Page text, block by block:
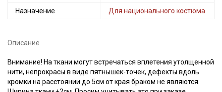
Назначение Для национального костюма
Описание
Внимание! На ткани могут встречаться вплетения утолщенной
нити, непрокрасы в виде пятнышек-точек, дефекты вдоль
кромки на расстоянии до 5см от края браком не являются.